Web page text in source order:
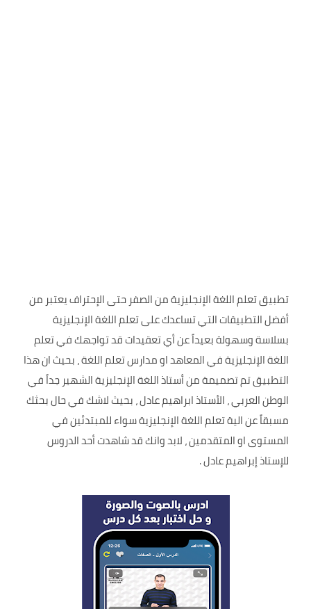
تطبيق تعلم اللغة الإنجليزية من الصفر حتى الإحتراف يعتبر من
أفضل التطبيقات التي تساعدك على تعلم اللغة الإنجليزية
بسلاسة وسهولة بعيداً عن أي تعقيدات قد تواجهك في تعلم
اللغة الإنجليزية في المعاهد او مدارس تعلم اللغة ، بحيث ان هذا
التطبيق تم تصميمة من أستاذ اللغة الإنجليزية الشهير جداً في
الوطن العربي ، الأستاذ ابراهيم عادل ، بحيث لاشك في حال بحثك
مسبقاً عن الية تعلم اللغة الإنجليزية سواء للمبتدئين في
المستوى او المتقدمين ، لابد وانك قد شاهدت أحد الدروس
للإستاذ إبراهيم عادل .